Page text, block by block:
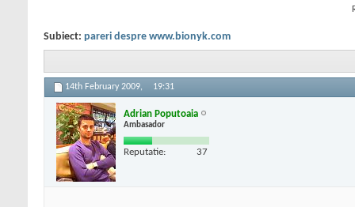
Subiect: pareri despre www.bionyk.com
14th February 2009, 19:31
Adrian Poputoaia
Ambasador
Reputatie: 37